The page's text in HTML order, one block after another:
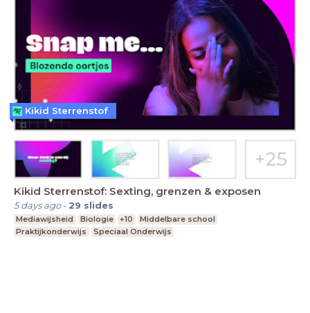
Kikid Sterrenstof: Sexting, grenzen & exposen
5 days ago- 29 slides
Mediawijsheid Biologie +10
Middelbare school
Praktijkonderwijs
Speciaal Onderwijs
Kikid Sterrenstof